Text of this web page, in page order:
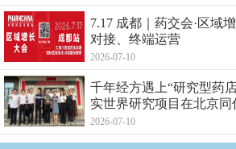
7.17 成都｜药交会·区域
对接、终端运营
2026-07-10
千年经方遇上“研究型药
实世界研究项目在北京
2026-07-10